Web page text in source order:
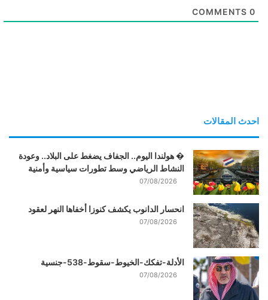
0
احدث المقالات
� هولندا اليوم.. الجفاف يضغط على البلاد.. وعودة
النشاط الرياضي وسط تطورات سياسية وأمنية
07/08/2026
انحسار الدانوب يكشف كنوزا أخفاها النهر لعقود
07/08/2026
الأدلة-تفكك-الخيوط-سقوط-538-جنسية
07/08/2026